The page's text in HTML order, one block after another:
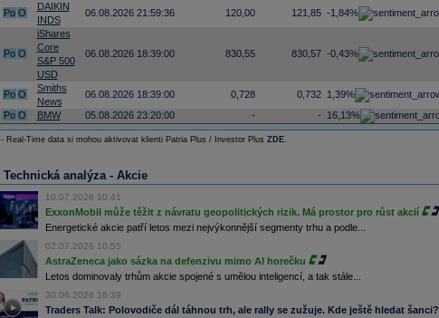
Po O
DAIKIN
INDS
06.08.2026 21:59:36 120,00 121,85 -1,84%
Po O
iShares
Core
S&P 500
USD
06.08.2026 18:39:00 830,55 830,57 -0,43%
Po O
Smiths
News
06.08.2026 18:39:00 0,728 0,732
1,39%
Po O BMW 05.08.2026 23:20:00 - - 16,13%
- Real-Time data si mohou aktivovat klienti Patria Plus / Investor Plus ZDE.
Technická analýza - Akcie
10.07.2026 10:41
ExxonMobil může těžit z návratu geopolitických rizik. Má prostor pro růst akcií
Energetické akcie patří letos mezi nejvýkonnější segmenty trhu a podle...
02.07.2026 10:55
AstraZeneca jako sázka na defenzivu mimo AI horečku
Letos dominovaly trhům akcie spojené s umělou inteligencí, a tak stále...
30.06.2026 16:39
Traders Talk: Polovodiče dál táhnou trh, ale rally se zužuje. Kde ještě hledat šanci?